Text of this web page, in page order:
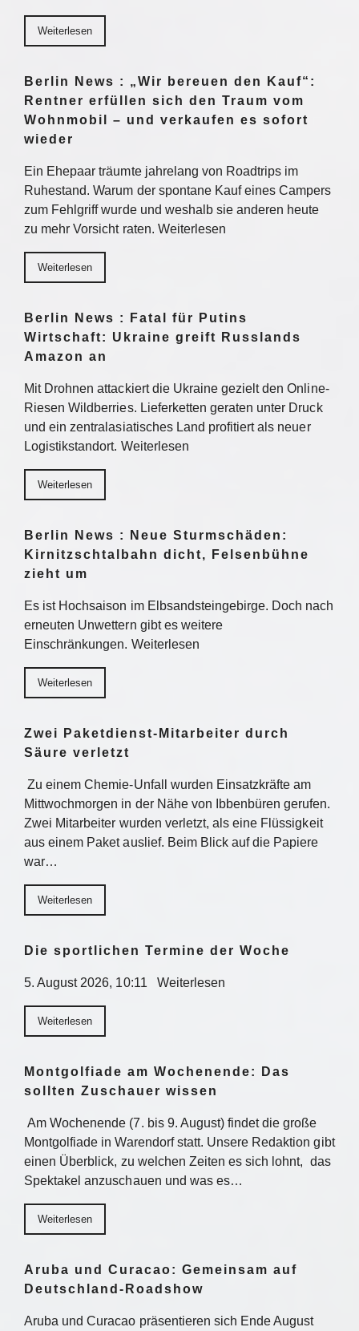
Weiterlesen
Berlin News : „Wir bereuen den Kauf“:
Rentner erfüllen sich den Traum vom
Wohnmobil – und verkaufen es sofort
wieder
Ein Ehepaar träumte jahrelang von Roadtrips im
Ruhestand. Warum der spontane Kauf eines Campers
zum Fehlgriff wurde und weshalb sie anderen heute
zu mehr Vorsicht raten. Weiterlesen
Weiterlesen
Berlin News : Fatal für Putins
Wirtschaft: Ukraine greift Russlands
Amazon an
Mit Drohnen attackiert die Ukraine gezielt den Online-
Riesen Wildberries. Lieferketten geraten unter Druck
und ein zentralasiatisches Land profitiert als neuer
Logistikstandort. Weiterlesen
Weiterlesen
Berlin News : Neue Sturmschäden:
Kirnitzschtalbahn dicht, Felsenbühne
zieht um
Es ist Hochsaison im Elbsandsteingebirge. Doch nach
erneuten Unwettern gibt es weitere
Einschränkungen. Weiterlesen
Weiterlesen
Zwei Paketdienst-Mitarbeiter durch
Säure verletzt
Zu einem Chemie-Unfall wurden Einsatzkräfte am
Mittwochmorgen in der Nähe von Ibbenbüren gerufen.
Zwei Mitarbeiter wurden verletzt, als eine Flüssigkeit
aus einem Paket auslief. Beim Blick auf die Papiere
war…
Weiterlesen
Die sportlichen Termine der Woche
5. August 2026, 10:11 Weiterlesen
Weiterlesen
Montgolfiade am Wochenende: Das
sollten Zuschauer wissen
Am Wochenende (7. bis 9. August) findet die große
Montgolfiade in Warendorf statt. Unsere Redaktion gibt
einen Überblick, zu welchen Zeiten es sich lohnt, das
Spektakel anzuschauen und was es…
Weiterlesen
Aruba und Curacao: Gemeinsam auf
Deutschland-Roadshow
Aruba und Curacao präsentieren sich Ende August